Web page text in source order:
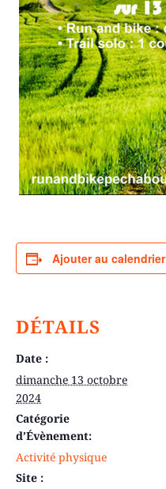
Ajouter au calendrier
DÉTAILS
Date :
dimanche 13 octobre
2024
Catégorie
d’Évènement:
Activité physique
Site :